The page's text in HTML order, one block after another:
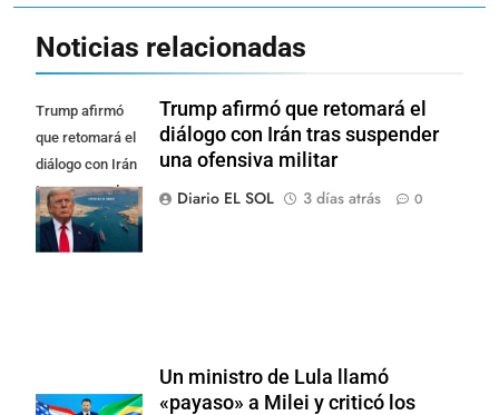
Noticias relacionadas
Trump afirmó
que retomará el
diálogo con Irán
tras suspender
una ofensiva
militar
Trump afirmó que retomará el
diálogo con Irán tras suspender
una ofensiva militar
Diario EL SOL
3 días atrás 0
Un ministro de Lula llamó
«payaso» a Milei y criticó los